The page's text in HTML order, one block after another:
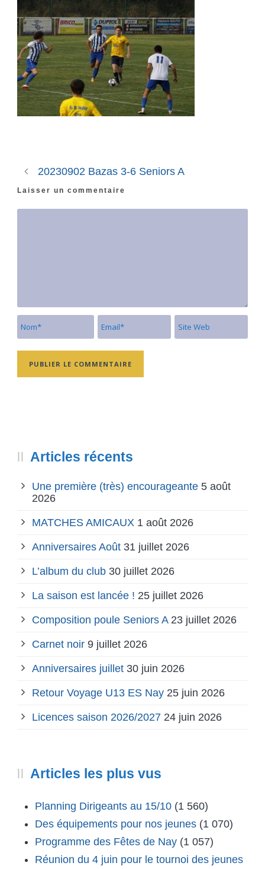
20230902 Bazas 3-6 Seniors A
Laisser un commentaire
Articles récents
Une première (très) encourageante 5 août
2026
MATCHES AMICAUX 1 août 2026
Anniversaires Août 31 juillet 2026
L’album du club 30 juillet 2026
La saison est lancée ! 25 juillet 2026
Composition poule Seniors A 23 juillet 2026
Carnet noir 9 juillet 2026
Anniversaires juillet 30 juin 2026
Retour Voyage U13 ES Nay 25 juin 2026
Licences saison 2026/2027 24 juin 2026
Articles les plus vus
Planning Dirigeants au 15/10 (1 560)
Des équipements pour nos jeunes (1 070)
Programme des Fêtes de Nay (1 057)
Réunion du 4 juin pour le tournoi des jeunes